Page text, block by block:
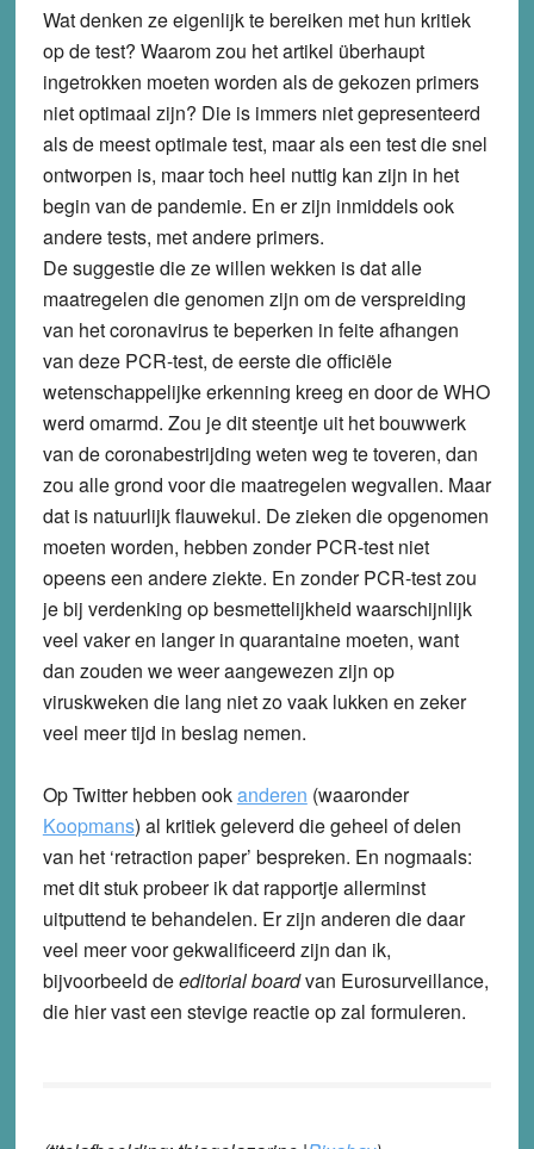
Wat denken ze eigenlijk te bereiken met hun kritiek
op de test? Waarom zou het artikel überhaupt
ingetrokken moeten worden als de gekozen primers
niet optimaal zijn? Die is immers niet gepresenteerd
als de meest optimale test, maar als een test die snel
ontworpen is, maar toch heel nuttig kan zijn in het
begin van de pandemie. En er zijn inmiddels ook
andere tests, met andere primers.
De suggestie die ze willen wekken is dat alle
maatregelen die genomen zijn om de verspreiding
van het coronavirus te beperken in feite afhangen
van deze PCR-test, de eerste die officiële
wetenschappelijke erkenning kreeg en door de WHO
werd omarmd. Zou je dit steentje uit het bouwwerk
van de coronabestrijding weten weg te toveren, dan
zou alle grond voor die maatregelen wegvallen. Maar
dat is natuurlijk flauwekul. De zieken die opgenomen
moeten worden, hebben zonder PCR-test niet
opeens een andere ziekte. En zonder PCR-test zou
je bij verdenking op besmettelijkheid waarschijnlijk
veel vaker en langer in quarantaine moeten, want
dan zouden we weer aangewezen zijn op
viruskweken die lang niet zo vaak lukken en zeker
veel meer tijd in beslag nemen.
Op Twitter hebben ookanderen (waaronder
Koopmans) al kritiek geleverd die geheel of delen
van het ‘retraction paper’ bespreken. En nogmaals:
met dit stuk probeer ik dat rapportje allerminst
uitputtend te behandelen. Er zijn anderen die daar
veel meer voor gekwalificeerd zijn dan ik,
bijvoorbeeld deeditorial boardvan Eurosurveillance,
die hier vast een stevige reactie op zal formuleren.